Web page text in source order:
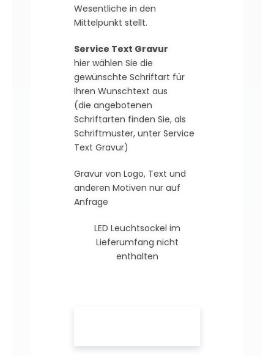
Wesentliche in den
Mittelpunkt stellt.
Service Text Gravur
hier wählen Sie die
gewünschte Schriftart für
Ihren Wunschtext aus
(die angebotenen
Schriftarten finden Sie, als
Schriftmuster, unter Service
Text Gravur)
Gravur von Logo, Text und
anderen Motiven nur auf
Anfrage
LED Leuchtsockel im
Lieferumfang nicht
enthalten